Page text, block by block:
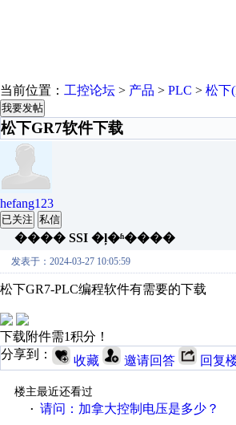
当前位置： 工控论坛 > 产品 > PLC > 松下
我要发帖
松下GR7软件下载
hefang123
已关注 私信
���� SSI �ļ�ʱ����
发表于：2024-03-27 10:05:59
松下GR7-PLC编程软件有需要的下载
下载附件需1积分！
分享到：
收藏 邀请回答 回复
楼主最近还看过
· 请问：加拿大控制电压是多少？